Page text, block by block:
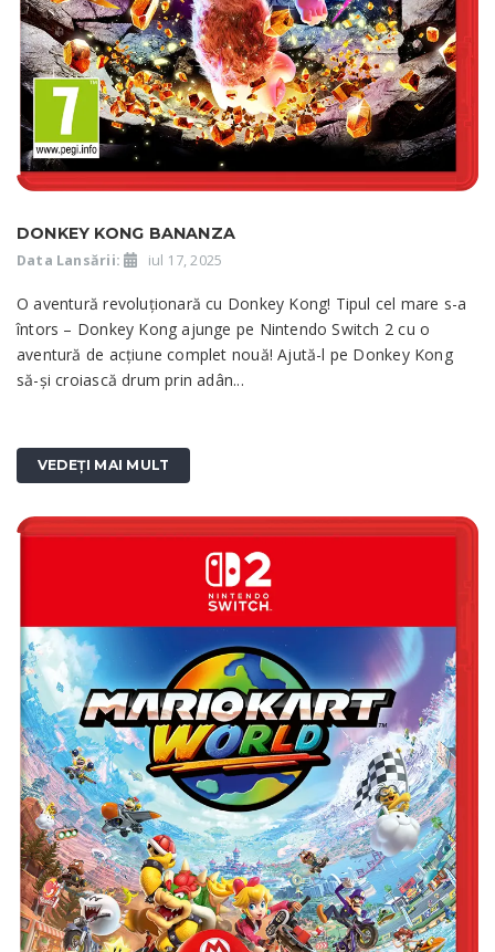
DONKEY KONG BANANZA
Data Lansării: iul 17, 2025
O aventură revoluționară cu Donkey Kong! Tipul cel mare s-a
întors – Donkey Kong ajunge pe Nintendo Switch 2 cu o
aventură de acțiune complet nouă! Ajută-l pe Donkey Kong
să-și croiască drum prin adân...
VEDEȚI MAI MULT